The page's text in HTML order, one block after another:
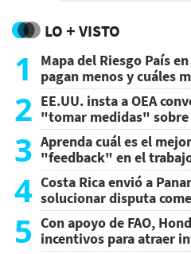
LO + VISTO
1
Mapa del Riesgo País
pagan menos y cuáles
2 EE.UU. insta a OEA
"tomar medidas" sobre
3 Aprenda cuál es el
"feedback" en el
4 Costa Rica envió a
solucionar disputa
5 Con apoyo de FAO,
incentivos para atraer